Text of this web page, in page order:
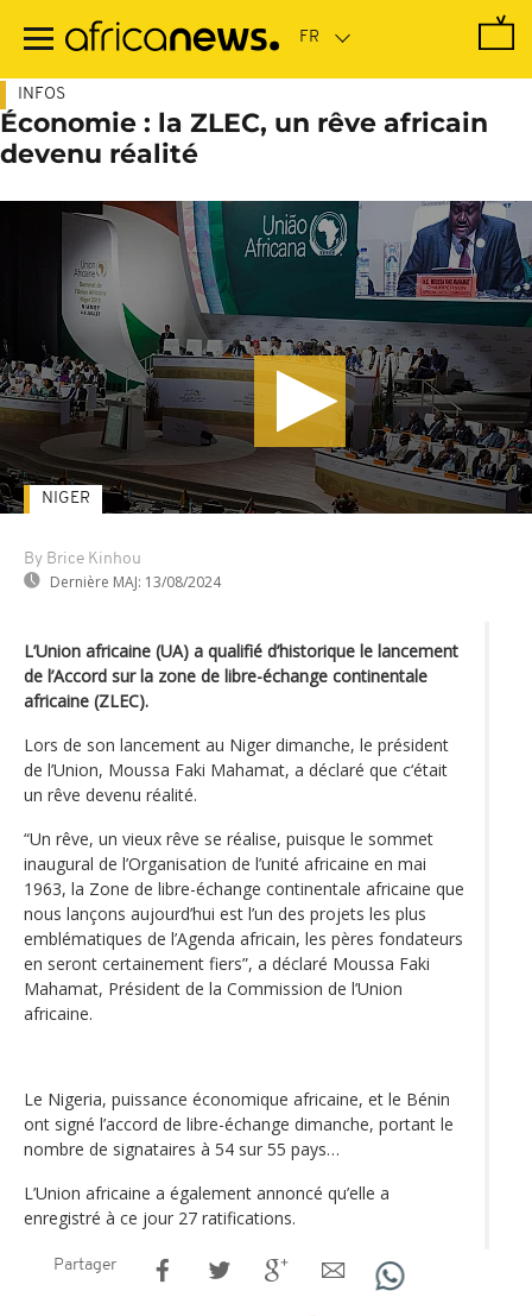
contenu
INFOS
Économie : la ZLEC, un rêve africain
devenu réalité
By Brice Kinhou
Dernière MAJ: 13/08/2024
NIGER
L’Union africaine (UA) a qualifié d’historique le lancement
de l’Accord sur la zone de libre-échange continentale
africaine (ZLEC).
Lors de son lancement au Niger dimanche, le président
de l’Union, Moussa Faki Mahamat, a déclaré que c‘était
un rêve devenu réalité.
“Un rêve, un vieux rêve se réalise, puisque le sommet
inaugural de l’Organisation de l’unité africaine en mai
1963, la Zone de libre-échange continentale africaine que
nous lançons aujourd’hui est l’un des projets les plus
emblématiques de l’Agenda africain, les pères fondateurs
en seront certainement fiers”, a déclaré Moussa Faki
Mahamat, Président de la Commission de l’Union
africaine.
Le Nigeria, puissance économique africaine, et le Bénin
ont signé l’accord de libre-échange dimanche, portant le
nombre de signataires à 54 sur 55 pays…
L’Union africaine a également annoncé qu’elle a
enregistré à ce jour 27 ratifications.
Partager